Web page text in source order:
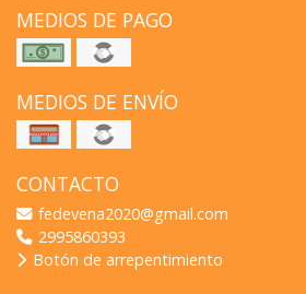
MEDIOS DE PAGO
MEDIOS DE ENVÍO
CONTACTO
fedevena2020@gmail.com
2995860393
Botón de arrepentimiento